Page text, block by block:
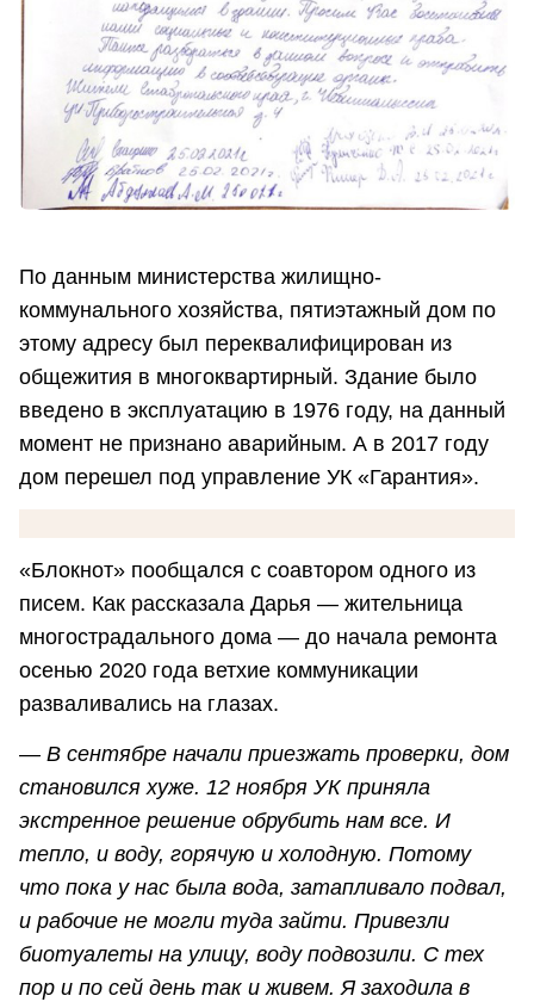
По данным министерства жилищно-
коммунального хозяйства, пятиэтажный дом по
этому адресу был переквалифицирован из
общежития в многоквартирный. Здание было
введено в эксплуатацию в 1976 году, на данный
момент не признано аварийным. А в 2017 году
дом перешел под управление УК «Гарантия».
«Блокнот» пообщался с соавтором одного из
писем. Как рассказала Дарья — жительница
многострадального дома — до начала ремонта
осенью 2020 года ветхие коммуникации
разваливались на глазах.
— В сентябре начали приезжать проверки, дом
становился хуже. 12 ноября УК приняла
экстренное решение обрубить нам все. И
тепло, и воду, горячую и холодную. Потому
что пока у нас была вода, затапливало подвал,
и рабочие не могли туда зайти. Привезли
биотуалеты на улицу, воду подвозили. С тех
пор и по сей день так и живем. Я заходила в